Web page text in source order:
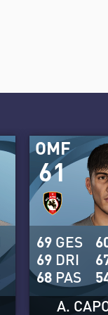
61
OMF
A.
69 GES
69 DRI
68 PAS